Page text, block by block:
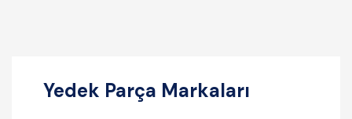
Yedek Parça Markaları